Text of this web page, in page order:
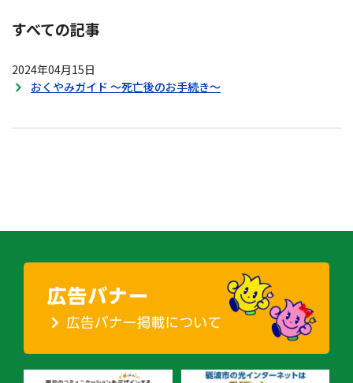
すべての記事
2024年04月15日
おくやみガイド ～死亡後のお手続き～